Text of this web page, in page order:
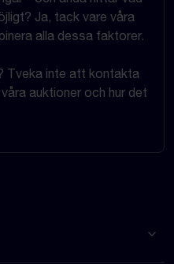
Ja, tack vare våra
alla dessa faktorer.
Tveka inte att kontakta
auktioner och hur det